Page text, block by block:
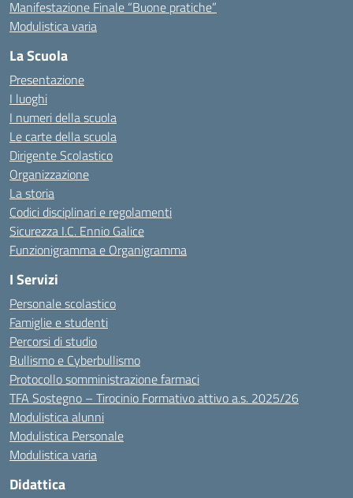
Manifestazione Finale “Buone pratiche”
Modulistica varia
La Scuola
Presentazione
I luoghi
I numeri della scuola
Le carte della scuola
Dirigente Scolastico
Organizzazione
La storia
Codici disciplinari e regolamenti
Sicurezza I.C. Ennio Galice
Funzionigramma e Organigramma
I Servizi
Personale scolastico
Famiglie e studenti
Percorsi di studio
Bullismo e Cyberbullismo
Protocollo somministrazione farmaci
TFA Sostegno – Tirocinio Formativo attivo a.s. 2025/26
Modulistica alunni
Modulistica Personale
Modulistica varia
Didattica